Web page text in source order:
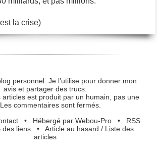
la crise)
personnel. Je l’utilise pour donner mon
avis et partager des trucs.
articles est produit par un humain, pas une
commentaires sont fermés.
• Hébergé par Webou-Pro• RSS
des liens• Article au hasard / Liste des
articles